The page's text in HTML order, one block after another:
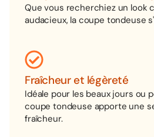
Que vous recherchiez un look
audacieux, la coupe tondeuse
Fraîcheur et légèreté
Idéale pour les beaux jours ou
coupe tondeuse apporte une
fraîcheur.